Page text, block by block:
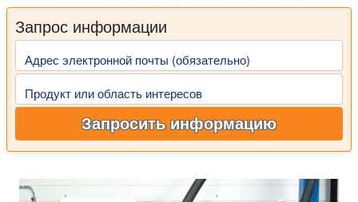
Запрос информации
Адрес электронной почты (обязательно)
Продукт или область интересов
Запросить информацию